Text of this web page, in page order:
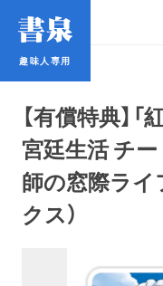
趣味人専用
【有償特典】
宮廷生活 チ
師の窓際ライ
クス）
趣味人専用
アイドル